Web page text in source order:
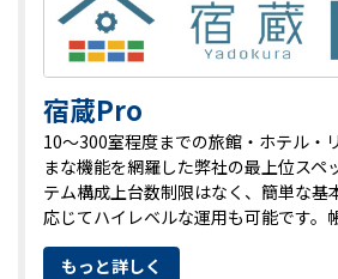
宿蔵Pro
10～300室程度までの旅館・ホテル・
まな機能を網羅した弊社の最上位スペ
テム構成上台数制限はなく、簡単な基
応じてハイレベルな運用も可能です。
もっと詳しく